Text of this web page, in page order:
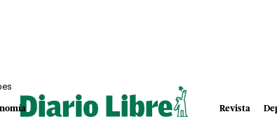
Revista